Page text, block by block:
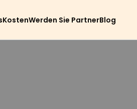
KostenWerden Sie PartnerBlog